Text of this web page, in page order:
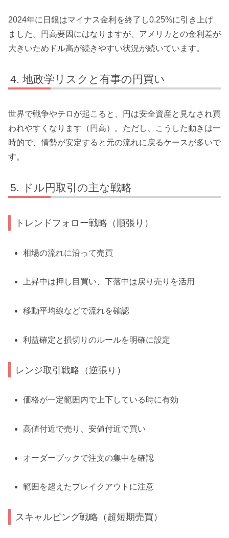
2024年に日銀はマイナス金利を終了し0.25%に引き上げ
ました。円高要因にはなりますが、アメリカとの金利差が
大きいためドル高が続きやすい状況が続いています。
地政学リスクと有事の円買い
世界で戦争やテロが起こると、円は安全資産と見なされ買
われやすくなります（円高）。ただし、こうした動きは一
時的で、情勢が安定すると元の流れに戻るケースが多いで
す。
ドル円取引の主な戦略
トレンドフォロー戦略（順張り）
相場の流れに沿って売買
上昇中は押し目買い、下落中は戻り売りを活用
移動平均線などで流れを確認
利益確定と損切りのルールを明確に設定
レンジ取引戦略（逆張り）
価格が一定範囲内で上下している時に有効
高値付近で売り、安値付近で買い
オーダーブックで注文の集中を確認
範囲を超えたブレイクアウトに注意
スキャルピング戦略（超短期売買）